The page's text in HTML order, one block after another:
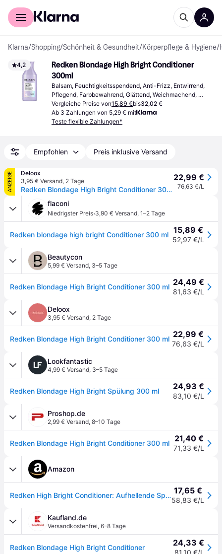
Für Shopper
Klarna/Shopping/Schönheit & Gesundheit/Körperpflege & Hygiene/
4,2
Redken Blondage High Bright Conditioner
300ml
Balsam, Feuchtigkeitsspendend, Anti-Frizz, Entwirrend,
Pflegend, Farbbewahrend, Glättend, Weichmachend,
Glanz, Vitamine
Vergleiche Preise von15,89 €bis32,02 €
Ab 3 Zahlungen von 5,29 € mit
Teste flexible Zahlungen*
Empfohlen Preis inklusive Versand
ANZEIGE
Deloox
3,95 € Versand, 2 Tage
Redken Blondage High Bright Conditioner 300 ml
22,99 €
76,63 €/L
flaconi
Niedrigster Preis·3,90 € Versand, 1–2 Tage
Redken blondage high bright Conditioner 300 ml 15,89 €
52,97 €/L
Beautycon
5,99 € Versand, 3–5 Tage
Redken Blondage High Bright Conditioner 300 ml 24,49 €
81,63 €/L
Deloox
3,95 € Versand, 2 Tage
Redken Blondage High Bright Conditioner 300 ml 22,99 €
76,63 €/L
Lookfantastic
4,99 € Versand, 3–5 Tage
Redken Blondage High Bright Spülung 300 ml 24,93 €
83,10 €/L
Proshop.de
2,99 € Versand, 8–10 Tage
Redken Blondage High Bright Conditioner 300 ml 21,40 €
71,33 €/L
Amazon
Redken High Bright Conditioner: Aufhellende Spülung für blondes Haar 17,65 €
58,83 €/L
Kaufland.de
Versandkostenfrei, 6–8 Tage
Redken Blondage High Bright Conditioner 24,33 €
81,10 €/L